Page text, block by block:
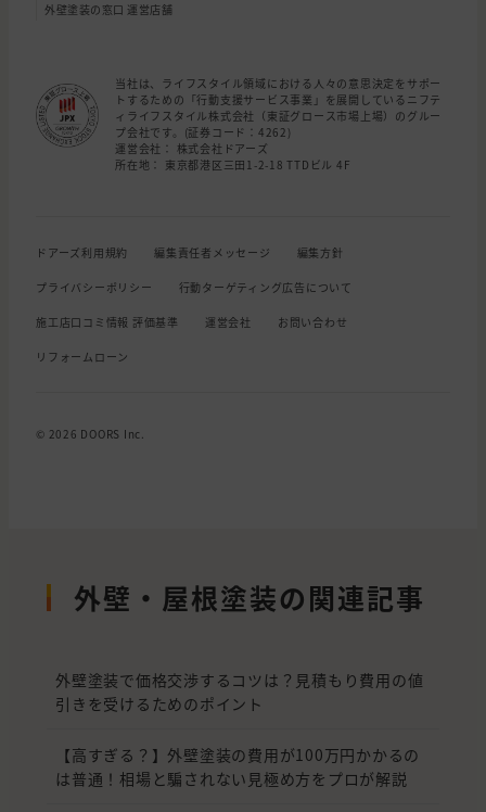
外壁塗装の窓口 運営店舗
当社は、ライフスタイル領域における人々の意思決定をサポー
トするための「行動支援サービス事業」を展開しているニフテ
ィライフスタイル株式会社（東証グロース市場上場）のグルー
プ会社です。(証券コード：4262)
運営会社： 株式会社ドアーズ
所在地： 東京都港区三田1-2-18 TTDビル 4F
ドアーズ利用規約 編集責任者メッセージ 編集方針
プライバシーポリシー 行動ターゲティング広告について
施工店口コミ情報 評価基準 運営会社 お問い合わせ
リフォームローン
© 2026 DOORS Inc.
外壁・屋根塗装の関連記事
外壁塗装で価格交渉するコツは？見積もり費用の値
引きを受けるためのポイント
【高すぎる？】外壁塗装の費用が100万円かかるの
は普通！相場と騙されない見極め方をプロが解説